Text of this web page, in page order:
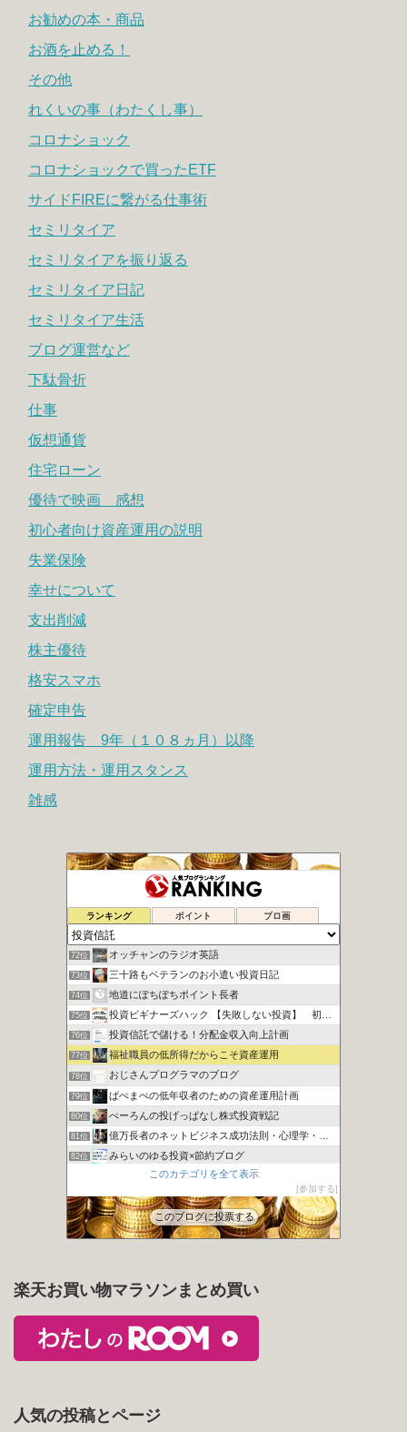
お勧めの本・商品
お酒を止める！
その他
れくいの事（わたくし事）
コロナショック
コロナショックで買ったETF
サイドFIREに繋がる仕事術
セミリタイア
セミリタイアを振り返る
セミリタイア日記
セミリタイア生活
ブログ運営など
下駄骨折
仕事
仮想通貨
住宅ローン
優待で映画 感想
初心者向け資産運用の説明
失業保険
幸せについて
支出削減
株主優待
格安スマホ
確定申告
運用報告 9年（１０８ヵ月）以降
運用方法・運用スタンス
雑感
ランキング ポイント ブロ画
70位 ITリーマンが一人で目指すFIRE生活
71位 20代から実践！投資で資産運用
72位 オッチャンのラジオ英語
73位 三十路もベテランのお小遣い投資日記
74位 地道にぽちぽちポイント長者
75位 投資ビギナーズハック 【失敗しない投資】 初心者向け講座
76位 投資信託で儲ける！分配金収入向上計画
77位 福祉職員の低所得だからこそ資産運用
78位 おじさんプログラマのブログ
79位 ぱぺまぺの低年収者のための資産運用計画
80位 ぺーろんの投げっぱなし株式投資戦記
81位 億万長者のネットビジネス成功法則・心理学・投資
82位 みらいのゆる投資×節約ブログ
カンガルーブログ 今より豊かな生活を手に入れる
84位 ばらかんちゃんねる
このカテゴリを全て表示
参加する
このブログに投票する
楽天お買い物マラソンまとめ買い
人気の投稿とページ